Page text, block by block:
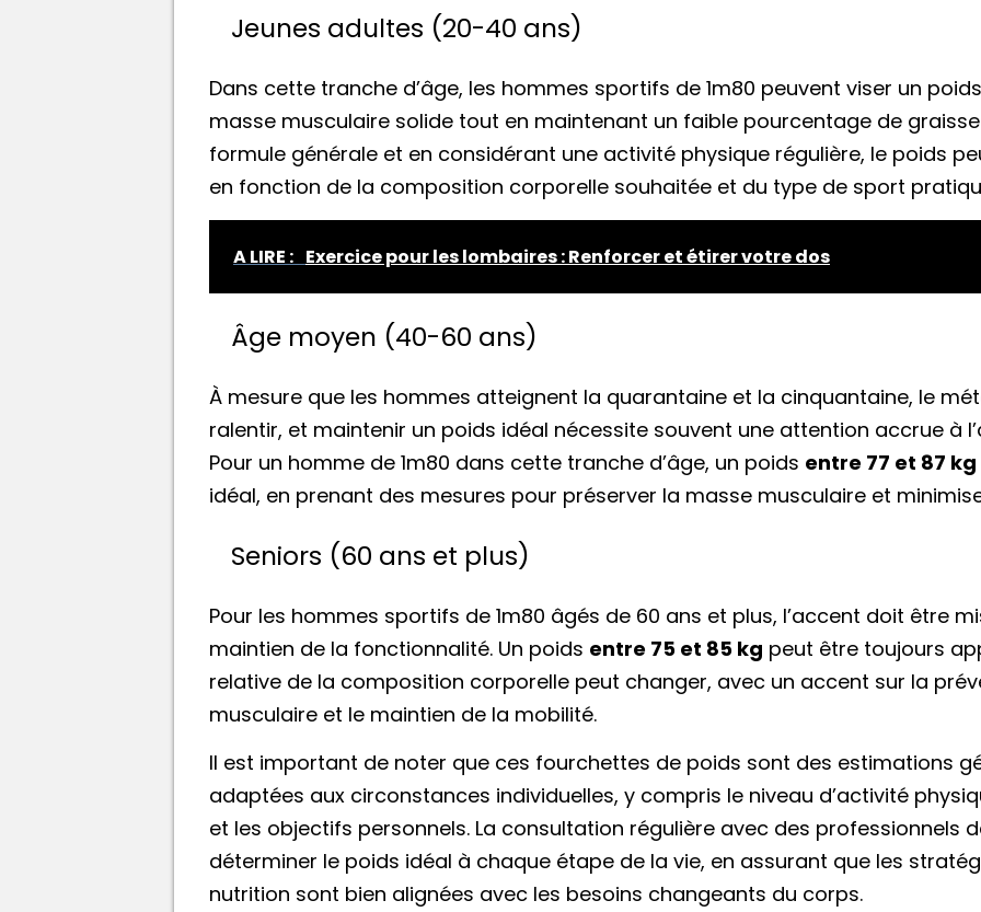
Jeunes adultes (20-40 ans)
Dans cette tranche d’âge, les hommes sportifs de 1m80 peuvent viser un
masse musculaire solide tout en maintenant un faible pourcentage de
formule générale et en considérant une activité physique régulière, le poids
en fonction de la composition corporelle souhaitée et du type de sport
A LIRE : Exercice pour les lombaires : Renforcer et étirer votre dos
Âge moyen (40-60 ans)
À mesure que les hommes atteignent la quarantaine et la cinquantaine, le
ralentir, et maintenir un poids idéal nécessite souvent une attention accrue à
Pour un homme de 1m80 dans cette tranche d’âge, un poids entre 77 et 87 kg
idéal, en prenant des mesures pour préserver la masse musculaire et
Seniors (60 ans et plus)
Pour les hommes sportifs de 1m80 âgés de 60 ans et plus, l’accent doit être
maintien de la fonctionnalité. Un poids entre 75 et 85 kg peut être toujours
relative de la composition corporelle peut changer, avec un accent sur la
musculaire et le maintien de la mobilité.
Il est important de noter que ces fourchettes de poids sont des estimations
adaptées aux circonstances individuelles, y compris le niveau d’activité
et les objectifs personnels. La consultation régulière avec des professionnels
déterminer le poids idéal à chaque étape de la vie, en assurant que les
nutrition sont bien alignées avec les besoins changeants du corps.